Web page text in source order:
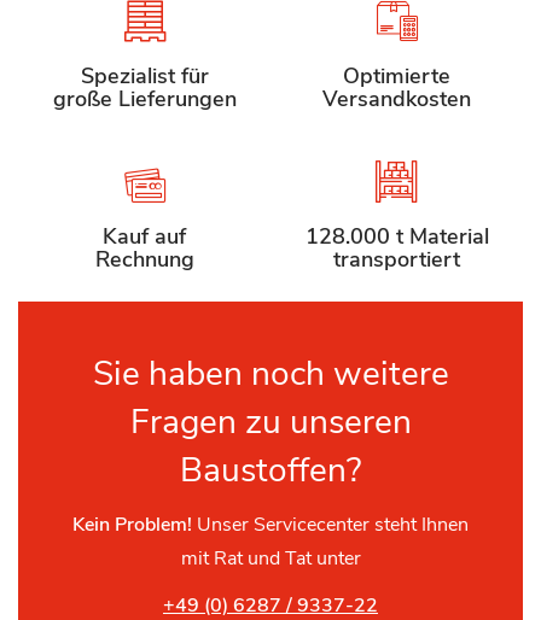
Spezialist für
große Lieferungen
Optimierte
Versandkosten
Kauf auf
Rechnung
128.000 t Material
transportiert
Sie haben noch weitere
Fragen zu unseren
Baustoffen?
Kein Problem! Unser Servicecenter steht Ihnen
mit Rat und Tat unter
+49 (0) 6287 / 9337-22